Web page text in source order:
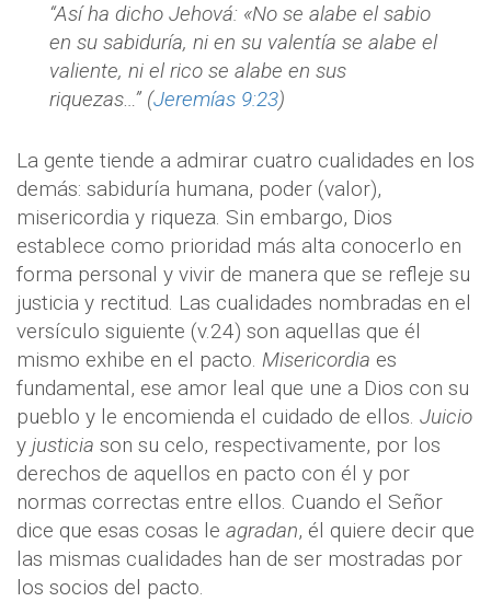
“Así ha dicho Jehová: «No se alabe el sabio
en su sabiduría, ni en su valentía se alabe el
valiente, ni el rico se alabe en sus
riquezas…” (Jeremías 9:23)
La gente tiende a admirar cuatro cualidades en los
demás: sabiduría humana, poder (valor),
misericordia y riqueza. Sin embargo, Dios
establece como prioridad más alta conocerlo en
forma personal y vivir de manera que se refleje su
justicia y rectitud. Las cualidades nombradas en el
versículo siguiente (v.24) son aquellas que él
mismo exhibe en el pacto. Misericordia es
fundamental, ese amor leal que une a Dios con su
pueblo y le encomienda el cuidado de ellos. Juicio
y justicia son su celo, respectivamente, por los
derechos de aquellos en pacto con él y por
normas correctas entre ellos. Cuando el Señor
dice que esas cosas le agradan, él quiere decir que
las mismas cualidades han de ser mostradas por
los socios del pacto.